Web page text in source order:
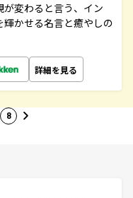
変わると言う、イン
輝かせる名言と癒やしの
詳細を見る
8